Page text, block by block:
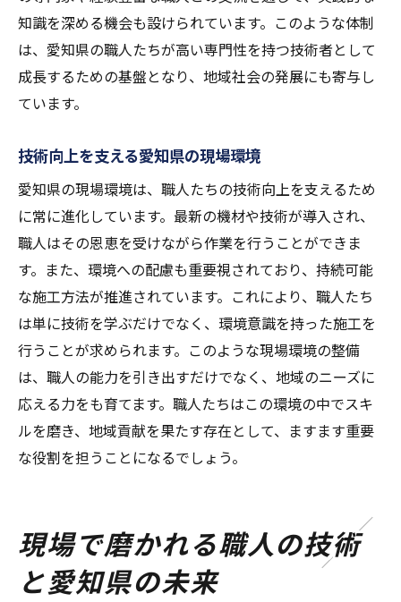
知識を深める機会も設けられています。このような体制
は、愛知県の職人たちが高い専門性を持つ技術者として
成長するための基盤となり、地域社会の発展にも寄与し
ています。
技術向上を支える愛知県の現場環境
愛知県の現場環境は、職人たちの技術向上を支えるため
に常に進化しています。最新の機材や技術が導入され、
職人はその恩恵を受けながら作業を行うことができま
す。また、環境への配慮も重要視されており、持続可能
な施工方法が推進されています。これにより、職人たち
は単に技術を学ぶだけでなく、環境意識を持った施工を
行うことが求められます。このような現場環境の整備
は、職人の能力を引き出すだけでなく、地域のニーズに
応える力をも育てます。職人たちはこの環境の中でスキ
ルを磨き、地域貢献を果たす存在として、ますます重要
な役割を担うことになるでしょう。
現場で磨かれる職人の技術
と愛知県の未来